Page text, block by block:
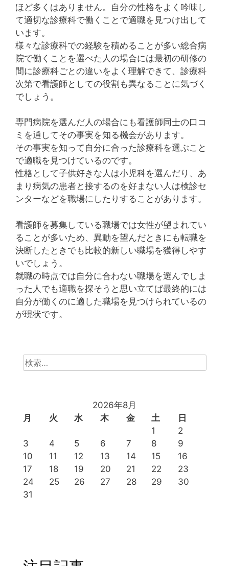
ほど多くはありません。自分の性格をよく吟味し
て適切な診療科で働くことで適職を見つけ出して
います。
様々な診療科での経験を積めることが多い総合病
院で働くことを選べた人の場合には最初の研修の
間に診療科ごとの違いをよく理解できて、診療科
次第で看護師としての役割も異なることに気づく
でしょう。
専門病院を選んだ人の場合にも看護師同士の口コ
ミを通してその事実を知る機会があります。
その事実を知って自分に合った診療科を選ぶこと
で適職を見つけているのです。
性格として子供好きな人は小児科を選んだり、あ
まり病気の患者と接するのを好まない人は検診セ
ンターなどを職場にしたりすることがあります。
看護師を募集している職場では女性が望まれてい
ることが多いため、異動を望んだときにも転職を
決断したときでも比較的新しい職場を獲得しやす
いでしょう。
就職の時点では自分に合わない職場を選んでしま
った人でも適職を探そうと思い立てば最終的には
自分が働くのに適した職場を見つけられているの
が現状です。
検
索:
2026年8月
月
火 水 木 金 土
日
1
2
3
4 5 6 7 8
9
10
11 12 13 14 15
16
17
18 19 20 21 22
23
24
25 26 27 28 29
30
31